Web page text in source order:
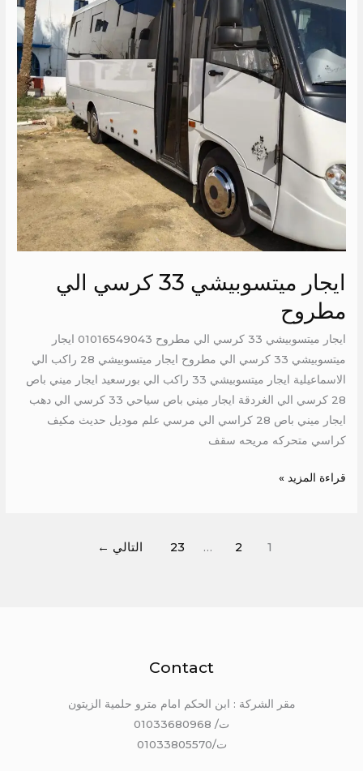
ايجار ميتسوبيشي 33 كرسي الي
مطروح
ايجار ميتسوبيشي 33 كرسي الي مطروح 01016549043 ايجار
ميتسوبيشي 33 كرسي الي مطروح ايجار ميتسوبيشي 28 راكب الي
الاسماعيلية ايجار ميتسوبيشي 33 راكب الي بورسعيد ايجار ميني باص
28 كرسي الي الغردقة ايجار ميني باص سياحي 33 كرسي الي دهب
ايجار ميني باص 28 كراسي الي مرسي علم موديل حديث مكيف
كراسي متحركه مريحه سقف
الي
قراءة المزيد »
1
2
…
23 التالي ←
Contact
مقر الشركة : ابن الحكم امام مترو حلمية الزيتون
ت/ 01033680968
ت/01033805570